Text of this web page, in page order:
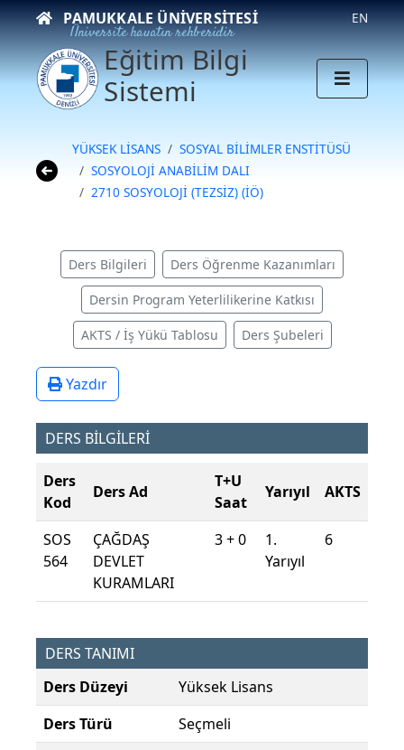
PAMUKKALE ÜNIVERSITESI
Üniversite hayatın rehberidir
EN
Eğitim Bilgi
Sistemi
YÜKSEK LİSANS
SOSYAL BİLİMLER ENSTİTÜSÜ
SOSYOLOJİ ANABİLİM DALI
2710 SOSYOLOJİ (TEZSİZ) (İÖ)
Ders Bilgileri Ders Öğrenme Kazanımları
Dersin Program Yeterlilikerine Katkısı
AKTS / İş Yükü Tablosu Ders Şubeleri
Yazdır
DERS BİLGİLERİ
Ders
Kod
Ders Ad
T+U
Saat
Yarıyıl AKTS
SOS
564
ÇAĞDAŞ
DEVLET
KURAMLARI
3 + 0
1.
Yarıyıl
6
DERS TANIMI
Ders Düzeyi
Yüksek Lisans
Ders Türü
Seçmeli